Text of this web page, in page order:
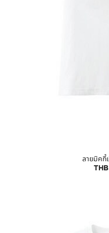
ลายมิคกี้